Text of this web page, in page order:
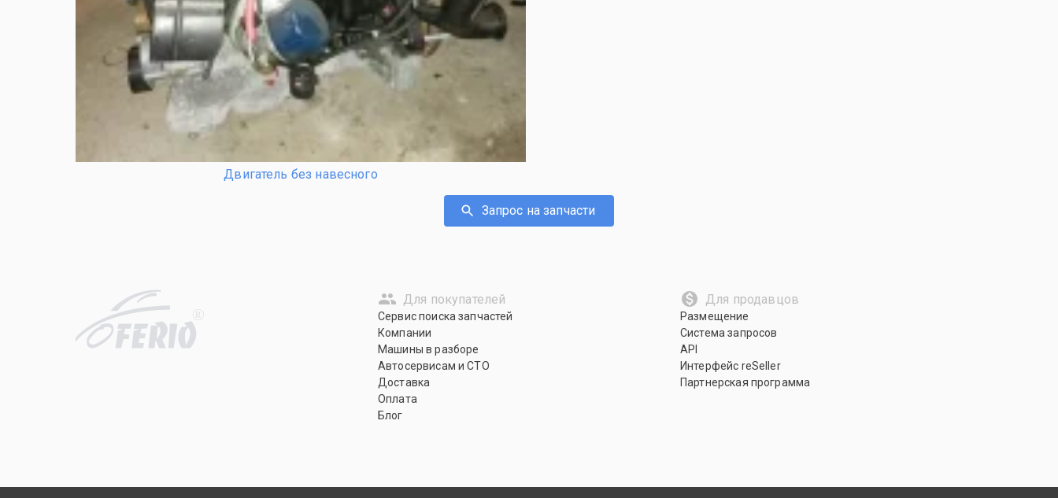
Двигатель без навесного
Запрос на запчасти
R
Для покупателей
Сервис поиска запчастей
Компании
Машины в разборе
Автосервисам и СТО
Доставка
Оплата
Блог
Для продавцов
Размещение
Система запросов
API
Интерфейс reSeller
Партнерская программа